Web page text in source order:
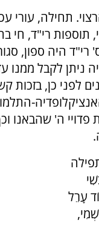
תחילה, עורי
תוספות רי"ד,
כתב-היד של תוס' רי"ד היה
לפני כן, בזכות
ה' שהבאנו
עָרֵל